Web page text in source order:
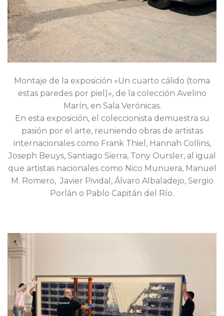
Montaje de la exposición «Un cuarto cálido (toma
estas paredes por piel)», de la colección Avelino
Marín, en Sala Verónicas.
En esta exposición, el coleccionista demuestra su
pasión por el arte, reuniendo obras de artistas
internacionales como Frank Thiel, Hannah Collins,
Joseph Beuys, Santiago Sierra, Tony Oursler, al igual
que artistas nacionales como Nico Munuera, Manuel
M. Romero, Javier Pividal, Álvaro Albaladejo, Sergio
Porlán o Pablo Capitán del Río.